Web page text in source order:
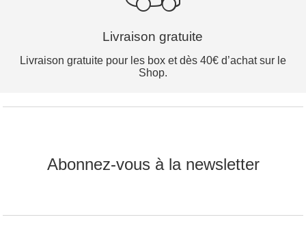
Livraison gratuite
Livraison gratuite pour les box et dès 40€ d’achat sur le
Shop.
Abonnez-vous à la newsletter